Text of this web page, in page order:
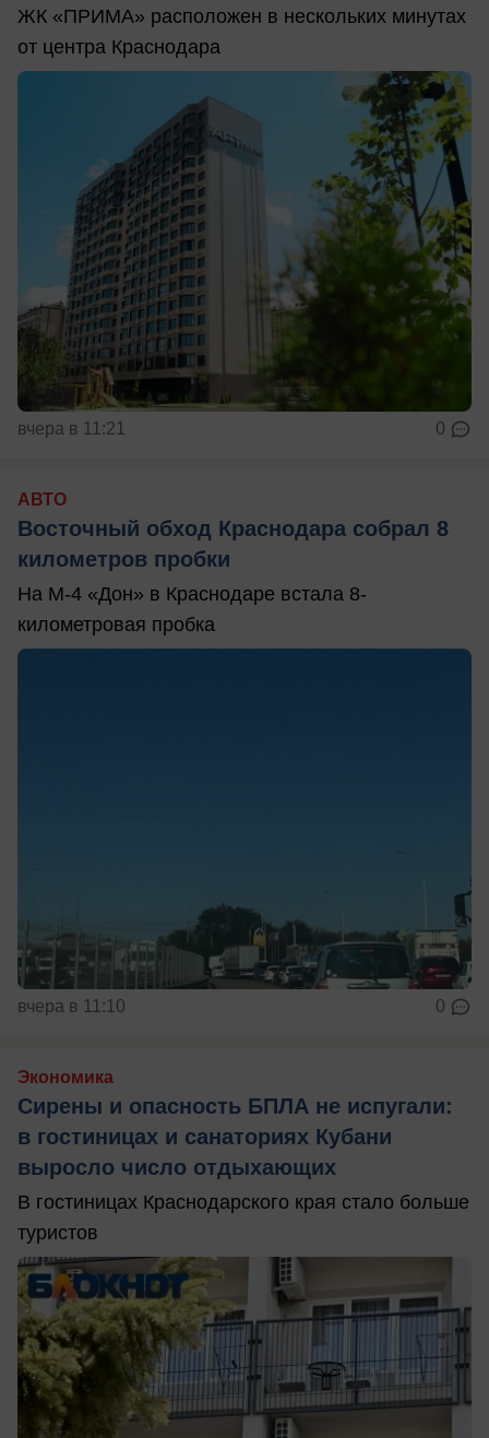
ЖК «ПРИМА» расположен в нескольких минутах
от центра Краснодара
вчера в 11:21 0
АВТО
Восточный обход Краснодара собрал 8
километров пробки
На М-4 «Дон» в Краснодаре встала 8-
километровая пробка
вчера в 11:10 0
Экономика
Сирены и опасность БПЛА не испугали:
в гостиницах и санаториях Кубани
выросло число отдыхающих
В гостиницах Краснодарского края стало больше
туристов